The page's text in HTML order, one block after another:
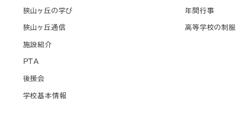
狭山ヶ丘の学び
狭山ヶ丘通信
施設紹介
PTA
後援会
学校基本情報
年間行事
高等学校の制服